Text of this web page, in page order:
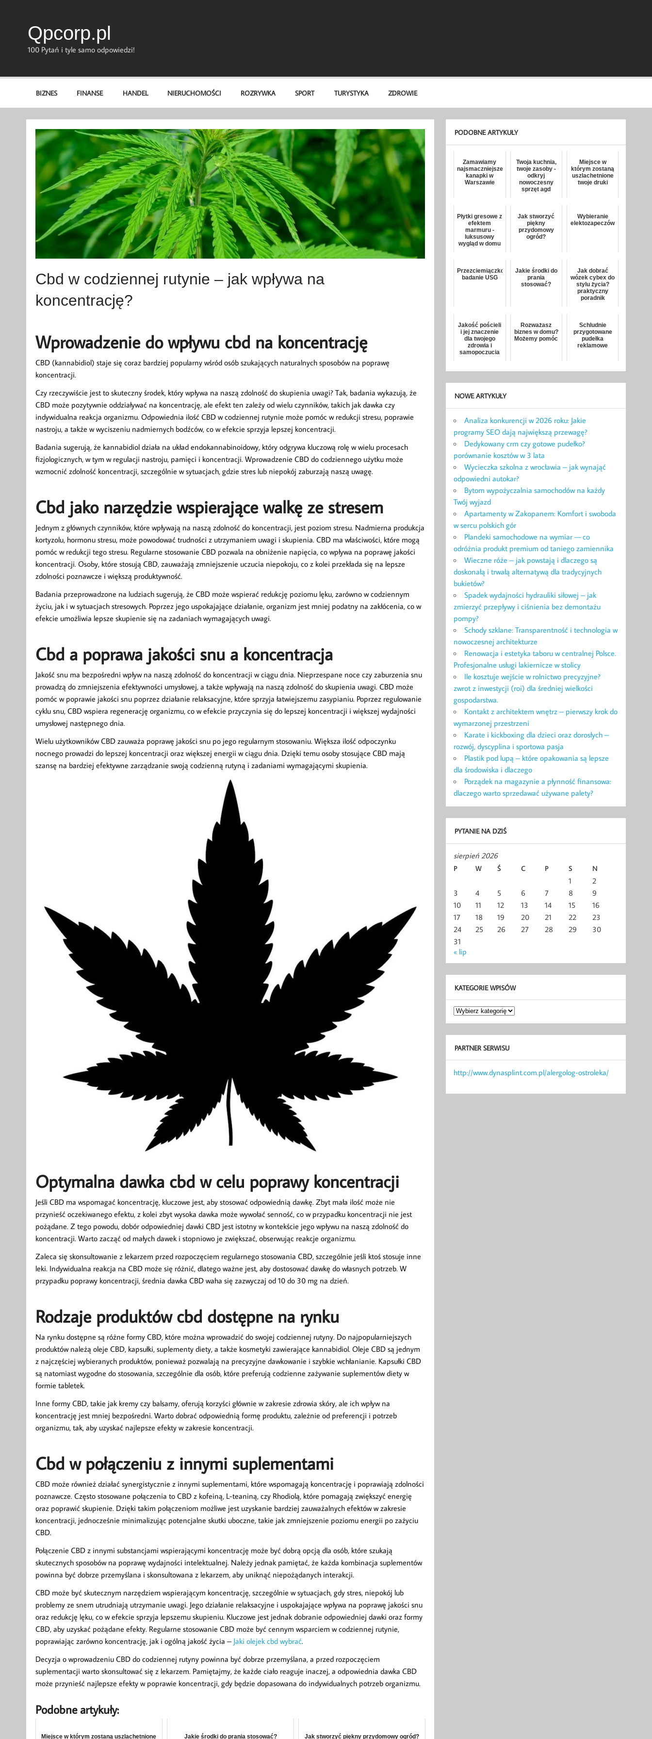
Qpcorp.pl
100 Pytań i tyle samo odpowiedzi!
BIZNES FINANSE HANDEL NIERUCHOMOŚCI ROZRYWKA SPORT TURYSTYKA ZDROWIE
Cbd w codziennej rutynie – jak wpływa na
koncentrację?
Wprowadzenie do wpływu cbd na koncentrację
CBD (kannabidiol) staje się coraz bardziej popularny wśród osób szukających naturalnych sposobów na poprawę
koncentracji.
Czy rzeczywiście jest to skuteczny środek, który wpływa na naszą zdolność do skupienia uwagi? Tak, badania wykazują, że
CBD może pozytywnie oddziaływać na koncentrację, ale efekt ten zależy od wielu czynników, takich jak dawka czy
indywidualna reakcja organizmu. Odpowiednia ilość CBD w codziennej rutynie może pomóc w redukcji stresu, poprawie
nastroju, a także w wyciszeniu nadmiernych bodźców, co w efekcie sprzyja lepszej koncentracji.
Badania sugerują, że kannabidiol działa na układ endokannabinoidowy, który odgrywa kluczową rolę w wielu procesach
fizjologicznych, w tym w regulacji nastroju, pamięci i koncentracji. Wprowadzenie CBD do codziennego użytku może
wzmocnić zdolność koncentracji, szczególnie w sytuacjach, gdzie stres lub niepokój zaburzają naszą uwagę.
Cbd jako narzędzie wspierające walkę ze stresem
Jednym z głównych czynników, które wpływają na naszą zdolność do koncentracji, jest poziom stresu. Nadmierna produkcja
kortyzolu, hormonu stresu, może powodować trudności z utrzymaniem uwagi i skupienia. CBD ma właściwości, które mogą
pomóc w redukcji tego stresu. Regularne stosowanie CBD pozwala na obniżenie napięcia, co wpływa na poprawę jakości
koncentracji. Osoby, które stosują CBD, zauważają zmniejszenie uczucia niepokoju, co z kolei przekłada się na lepsze
zdolności poznawcze i większą produktywność.
Badania przeprowadzone na ludziach sugerują, że CBD może wspierać redukcję poziomu lęku, zarówno w codziennym
życiu, jak i w sytuacjach stresowych. Poprzez jego uspokajające działanie, organizm jest mniej podatny na zakłócenia, co w
efekcie umożliwia lepsze skupienie się na zadaniach wymagających uwagi.
Cbd a poprawa jakości snu a koncentracja
Jakość snu ma bezpośredni wpływ na naszą zdolność do koncentracji w ciągu dnia. Nieprzespane noce czy zaburzenia snu
prowadzą do zmniejszenia efektywności umysłowej, a także wpływają na naszą zdolność do skupienia uwagi. CBD może
pomóc w poprawie jakości snu poprzez działanie relaksacyjne, które sprzyja łatwiejszemu zasypianiu. Poprzez regulowanie
cyklu snu, CBD wspiera regenerację organizmu, co w efekcie przyczynia się do lepszej koncentracji i większej wydajności
umysłowej następnego dnia.
Wielu użytkowników CBD zauważa poprawę jakości snu po jego regularnym stosowaniu. Większa ilość odpoczynku
nocnego prowadzi do lepszej koncentracji oraz większej energii w ciągu dnia. Dzięki temu osoby stosujące CBD mają
szansę na bardziej efektywne zarządzanie swoją codzienną rutyną i zadaniami wymagającymi skupienia.
Optymalna dawka cbd w celu poprawy koncentracji
Jeśli CBD ma wspomagać koncentrację, kluczowe jest, aby stosować odpowiednią dawkę. Zbyt mała ilość może nie
przynieść oczekiwanego efektu, z kolei zbyt wysoka dawka może wywołać senność, co w przypadku koncentracji nie jest
pożądane. Z tego powodu, dobór odpowiedniej dawki CBD jest istotny w kontekście jego wpływu na naszą zdolność do
koncentracji. Warto zacząć od małych dawek i stopniowo je zwiększać, obserwując reakcje organizmu.
Zaleca się skonsultowanie z lekarzem przed rozpoczęciem regularnego stosowania CBD, szczególnie jeśli ktoś stosuje inne
leki. Indywidualna reakcja na CBD może się różnić, dlatego ważne jest, aby dostosować dawkę do własnych potrzeb. W
przypadku poprawy koncentracji, średnia dawka CBD waha się zazwyczaj od 10 do 30 mg na dzień.
Rodzaje produktów cbd dostępne na rynku
Na rynku dostępne są różne formy CBD, które można wprowadzić do swojej codziennej rutyny. Do najpopularniejszych
produktów należą oleje CBD, kapsułki, suplementy diety, a także kosmetyki zawierające kannabidiol. Oleje CBD są jednym
z najczęściej wybieranych produktów, ponieważ pozwalają na precyzyjne dawkowanie i szybkie wchłanianie. Kapsułki CBD
są natomiast wygodne do stosowania, szczególnie dla osób, które preferują codzienne zażywanie suplementów diety w
formie tabletek.
Inne formy CBD, takie jak kremy czy balsamy, oferują korzyści głównie w zakresie zdrowia skóry, ale ich wpływ na
koncentrację jest mniej bezpośredni. Warto dobrać odpowiednią formę produktu, zależnie od preferencji i potrzeb
organizmu, tak, aby uzyskać najlepsze efekty w zakresie koncentracji.
Cbd w połączeniu z innymi suplementami
CBD może również działać synergistycznie z innymi suplementami, które wspomagają koncentrację i poprawiają zdolności
poznawcze. Często stosowane połączenia to CBD z kofeiną, L-teaniną, czy Rhodiolą, które pomagają zwiększyć energię
oraz poprawić skupienie. Dzięki takim połączeniom możliwe jest uzyskanie bardziej zauważalnych efektów w zakresie
koncentracji, jednocześnie minimalizując potencjalne skutki uboczne, takie jak zmniejszenie poziomu energii po zażyciu
CBD.
Połączenie CBD z innymi substancjami wspierającymi koncentrację może być dobrą opcją dla osób, które szukają
skutecznych sposobów na poprawę wydajności intelektualnej. Należy jednak pamiętać, że każda kombinacja suplementów
powinna być dobrze przemyślana i skonsultowana z lekarzem, aby uniknąć niepożądanych interakcji.
CBD może być skutecznym narzędziem wspierającym koncentrację, szczególnie w sytuacjach, gdy stres, niepokój lub
problemy ze snem utrudniają utrzymanie uwagi. Jego działanie relaksacyjne i uspokajające wpływa na poprawę jakości snu
oraz redukcję lęku, co w efekcie sprzyja lepszemu skupieniu. Kluczowe jest jednak dobranie odpowiedniej dawki oraz formy
CBD, aby uzyskać pożądane efekty. Regularne stosowanie CBD może być cennym wsparciem w codziennej rutynie,
poprawiając zarówno koncentrację, jak i ogólną jakość życia – Jaki olejek cbd wybrać.
Decyzja o wprowadzeniu CBD do codziennej rutyny powinna być dobrze przemyślana, a przed rozpoczęciem
suplementacji warto skonsultować się z lekarzem. Pamiętajmy, że każde ciało reaguje inaczej, a odpowiednia dawka CBD
może przynieść najlepsze efekty w poprawie koncentracji, gdy będzie dopasowana do indywidualnych potrzeb organizmu.
Podobne artykuły:
Miejsce w którym zostaną uszlachetnione Jakie środki do prania stosować? Jak stworzyć piękny przydomowy ogród?
PODOBNE ARTYKUŁY
Zamawiamy
najsmaczniejsze
kanapki w
Warszawie
Twoja kuchnia,
twoje zasoby -
odkryj
nowoczesny
sprzęt agd
Miejsce w
którym zostaną
uszlachetnione
twoje druki
Płytki gresowe z
efektem
marmuru -
luksusowy
wygląd w domu
Jak stworzyć
piękny
przydomowy
ogród?
Wybieranie
elektozapeczów
Przezciemiączkowe
badanie USG
Jakie środki do
prania
stosować?
Jak dobrać
wózek cybex do
stylu życia?
praktyczny
poradnik
Jakość pościeli
i jej znaczenie
dla twojego
zdrowia i
samopoczucia
Rozważasz
biznes w domu?
Możemy pomóc
Schludnie
przygotowane
pudełka
reklamowe
NOWE ARTYKUŁY
Analiza konkurencji w 2026 roku: Jakie
programy SEO dają największą przewagę?
Dedykowany crm czy gotowe pudełko?
porównanie kosztów w 3 lata
Wycieczka szkolna z wrocławia – jak wynająć
odpowiedni autokar?
Bytom wypożyczalnia samochodów na każdy
Twój wyjazd
Apartamenty w Zakopanem: Komfort i swoboda
w sercu polskich gór
Plandeki samochodowe na wymiar — co
odróżnia produkt premium od taniego zamiennika
Wieczne róże – jak powstają i dlaczego są
doskonałą i trwałą alternatywą dla tradycyjnych
bukietów?
Spadek wydajności hydrauliki siłowej – jak
zmierzyć przepływy i ciśnienia bez demontażu
pompy?
Schody szklane: Transparentność i technologia w
nowoczesnej architekturze
Renowacja i estetyka taboru w centralnej Polsce.
Profesjonalne usługi lakiernicze w stolicy
Ile kosztuje wejście w rolnictwo precyzyjne?
zwrot z inwestycji (roi) dla średniej wielkości
gospodarstwa.
Kontakt z architektem wnętrz – pierwszy krok do
wymarzonej przestrzeni
Karate i kickboxing dla dzieci oraz dorosłych –
rozwój, dyscyplina i sportowa pasja
Plastik pod lupą – które opakowania są lepsze
dla środowiska i dlaczego
Porządek na magazynie a płynność finansowa:
dlaczego warto sprzedawać używane palety?
PYTANIE NA DZIŚ
sierpień 2026
P W Ś C P S N
1
2
3
4 5 6 7 8
9
10
11 12 13 14 15
16
17
18 19 20 21 22
23
24
25 26 27 28 29
30
31
« lip
KATEGORIE WPISÓW
Kategorie
wpisów
PARTNER SERWISU
http://www.dynasplint.com.pl/alergolog-ostroleka/